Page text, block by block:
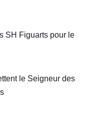
SH Figuarts pour le
le Seigneur des